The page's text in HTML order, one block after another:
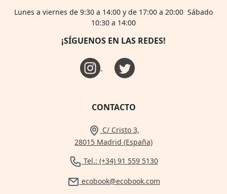
Lunes a viernes de 9:30 a 14:00 y de 17:00 a 20:00 Sábado
10:30 a 14:00
¡SÍGUENOS EN LAS REDES!
CONTACTO
C/ Cristo 3,
28015 Madrid (España)
Tel.: (+34) 91 559 5130
ecobook@ecobook.com